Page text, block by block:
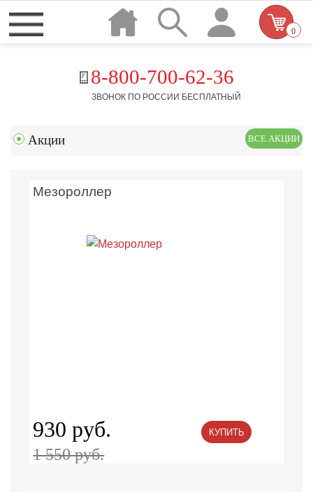
8-800-700-62-36
ЗВОНОК ПО РОССИИ БЕСПЛАТНЫЙ
0
Акции ВСЕ АКЦИИ
Мезороллер
930 руб.
1 550 руб.
КУПИТЬ